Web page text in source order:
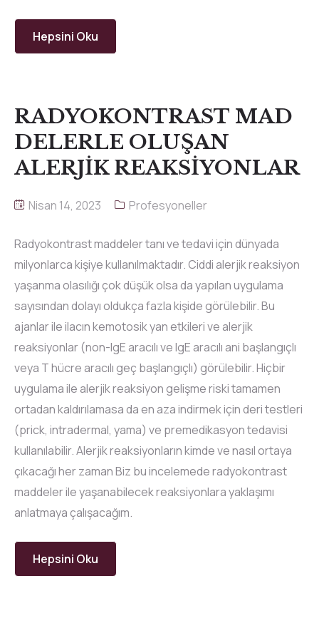
Hepsini Oku
RADYOKONTRAST MAD
DELERLE OLUŞAN
ALERJİK REAKSİYONLAR
Nisan 14, 2023 Profesyoneller
Radyokontrast maddeler tanı ve tedavi için dünyada
milyonlarca kişiye kullanılmaktadır. Ciddi alerjik reaksiyon
yaşanma olasılığı çok düşük olsa da yapılan uygulama
sayısından dolayı oldukça fazla kişide görülebilir. Bu
ajanlar ile ilacın kemotosik yan etkileri ve alerjik
reaksiyonlar (non-IgE aracılı ve IgE aracılı ani başlangıçlı
veya T hücre aracılı geç başlangıçlı) görülebilir. Hiçbir
uygulama ile alerjik reaksiyon gelişme riski tamamen
ortadan kaldırılamasa da en aza indirmek için deri testleri
(prick, intradermal, yama) ve premedikasyon tedavisi
kullanılabilir. Alerjik reaksiyonların kimde ve nasıl ortaya
çıkacağı her zaman Biz bu incelemede radyokontrast
maddeler ile yaşanabilecek reaksiyonlara yaklaşımı
anlatmaya çalışacağım.
Hepsini Oku